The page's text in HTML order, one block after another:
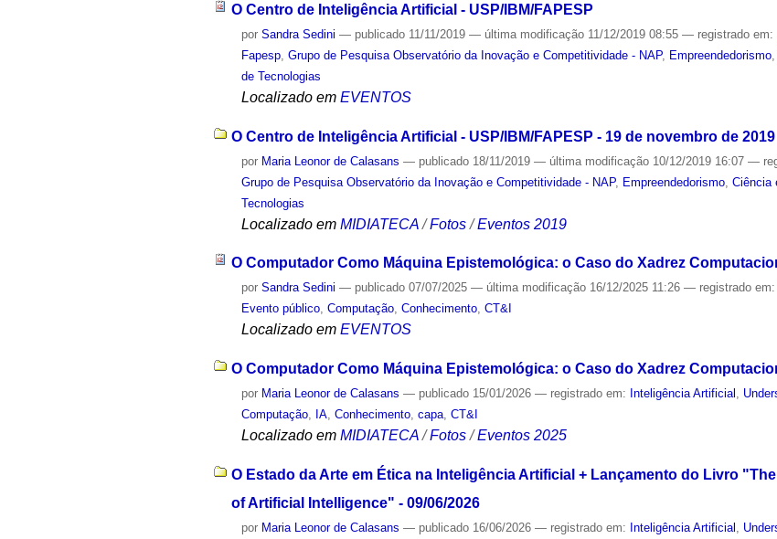
O Centro de Inteligência Artificial - USP/IBM/FAPESP
porSandra Sedini — publicado 11/11/2019— última modificação 11/12/2019 08:55— registrado em:
Fapesp ,Grupo de Pesquisa Observatório da Inovação e Competitividade - NAP, Empreendedorismo
de Tecnologias
Localizado em EVENTOS
O Centro de Inteligência Artificial - USP/IBM/FAPESP - 19 de novembro de 2019
por Maria Leonor de Calasans — publicado 18/11/2019— última modificação 10/12/2019 16:07—
Grupo de Pesquisa Observatório da Inovação e Competitividade - NAP, Empreendedorismo ,Ciência
Tecnologias
Localizado em MIDIATECA /Fotos /Eventos 2019
O Computador Como Máquina Epistemológica: o Caso do Xadrez
porSandra Sedini — publicado 07/07/2025— última modificação 16/12/2025 11:26— registrado em:
Evento público,Computação,Conhecimento,CT&I
Localizado em EVENTOS
O Computador Como Máquina Epistemológica: o Caso do Xadrez
por Maria Leonor de Calasans — publicado 15/01/2026— registrado em: Inteligência Artificial ,
Computação, IA,Conhecimento,capa,CT&I
Localizado em MIDIATECA /Fotos /Eventos 2025
O Estado da Arte em Ética na Inteligência Artificial + Lançamento do Livro
of Artificial Intelligence" - 09/06/2026
por Maria Leonor de Calasans — publicado 16/06/2026— registrado em: Inteligência Artificial